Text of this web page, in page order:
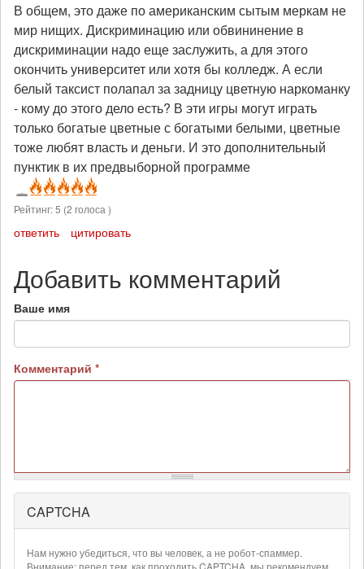
В общем, это даже по американским сытым меркам не
мир нищих. Дискриминацию или обвининение в
дискриминации надо еще заслужить, а для этого
окончить университет или хотя бы колледж. А если
белый таксист полапал за задницу цветную наркоманку
- кому до этого дело есть? В эти игры могут играть
только богатые цветные с богатыми белыми, цветные
тоже любят власть и деньги. И это дополнительный
пунктик в их предвыборной программе
Рейтинг:5 (2 голоса )
ответить цитировать
Добавить комментарий
Ваше имя
Комментарий *
Более
подробная
информация
CAPTCHA
Нам нужно убедиться, что вы человек, а не робот-спаммер.
Внимание: перед тем, как проходить CAPTCHA, мы рекомендуем